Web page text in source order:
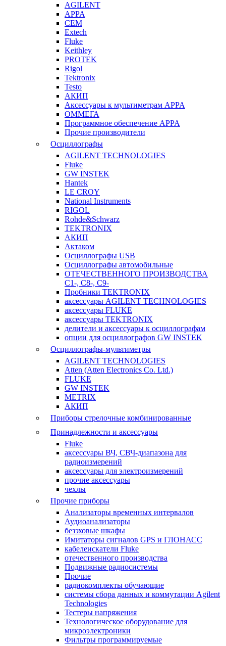
AGILENT
APPA
CEM
Extech
Fluke
Keithley
PROTEK
Rigol
Tektronix
Testo
АКИП
Аксессуары к мультиметрам APPA
ОММЕГА
Программное обеспечение APPA
Прочие производители
Осциллографы
AGILENT TECHNOLOGIES
Fluke
GW INSTEK
Hantek
LE CROY
National Instruments
RIGOL
Rohde&Schwarz
TEKTRONIX
АКИП
Актаком
Осциллографы USB
Осциллографы автомобильные
ОТЕЧЕСТВЕННОГО ПРОИЗВОДСТВА
С1-, С8-, С9-
Пробники TEKTRONIX
аксессуары AGILENT TECHNOLOGIES
аксессуары FLUKE
аксессуары TEKTRONIX
делители и аксессуары к осциллографам
опции для осциллографов GW INSTEK
Осциллографы-мультиметры
AGILENT TECHNOLOGIES
Atten (Atten Electronics Co. Ltd.)
FLUKE
GW INSTEK
METRIX
АКИП
Приборы стрелочные комбинированные
Принадлежности и аксессуары
Fluke
аксессуары ВЧ, СВЧ-диапазона для
радиоизмерений
аксессуары для электроизмерений
прочие аксессуары
чехлы
Прочие приборы
Анализаторы временных интервалов
Аудиоанализаторы
безэховые шкафы
Имитаторы сигналов GPS и ГЛОНАСС
кабелеискатели Fluke
отечественного производства
Подвижные радиосистемы
Прочие
радиокомплекты обучающие
системы сбора данных и коммутации Agilent
Technologies
Тестеры напряжения
Технологическое оборудование для
микроэлектроники
Фильтры программируемые